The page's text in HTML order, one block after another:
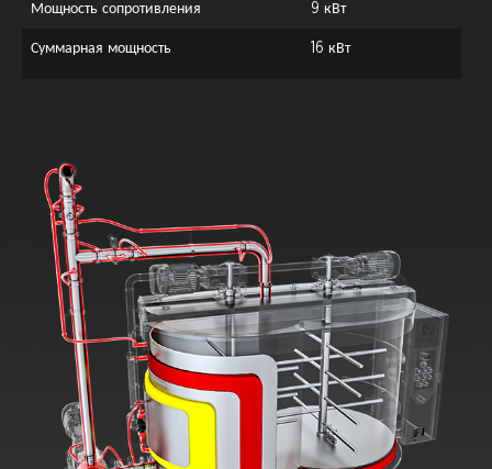
Мощность сопротивления 9 кВт
Суммарная мощность 16 кВт